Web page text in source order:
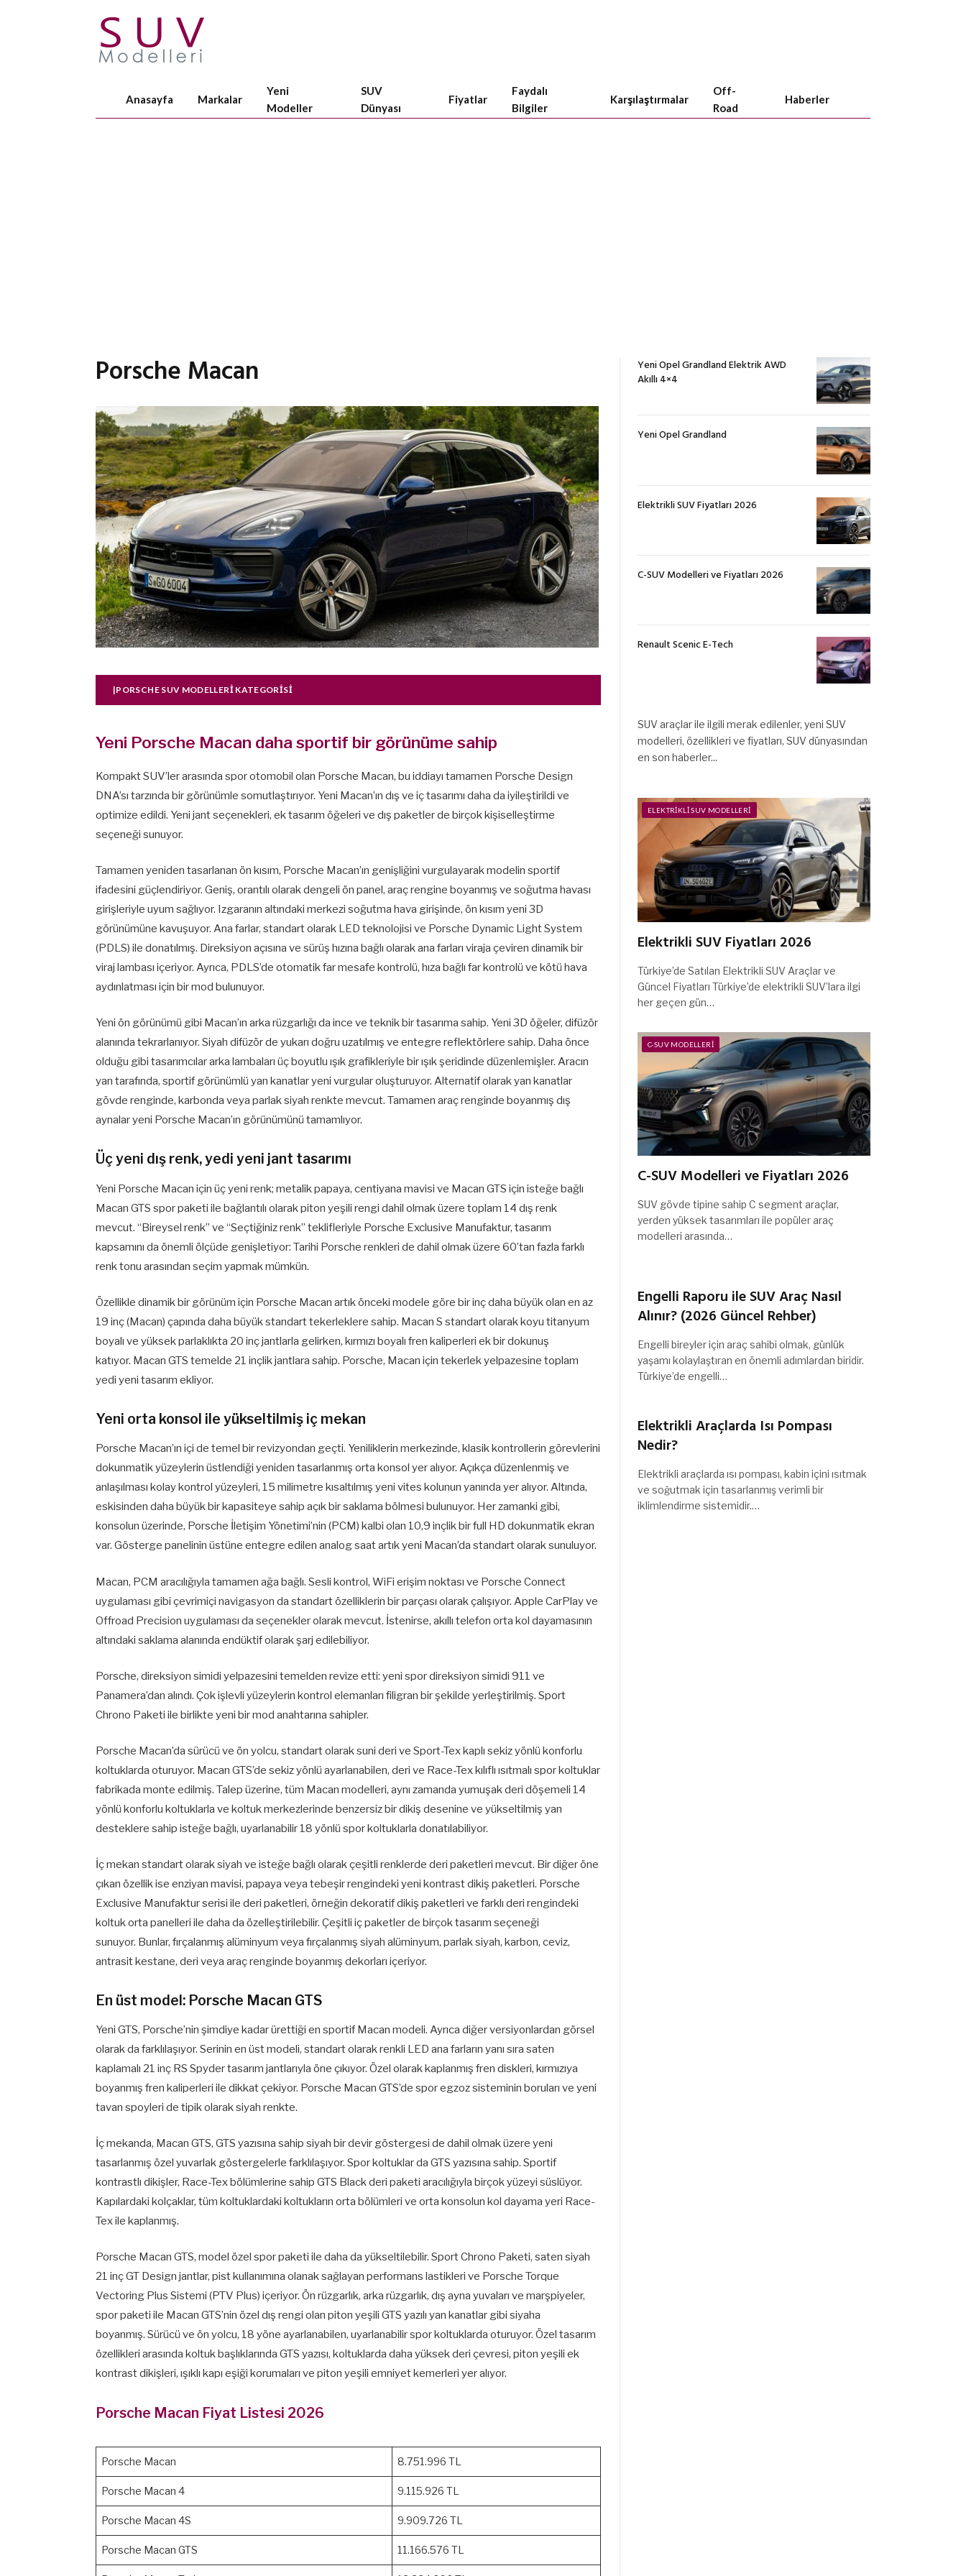
Anasayfa Markalar
Yeni
Modeller
SUV
Dünyası
Fiyatlar
Faydalı
Bilgiler
Karşılaştırmalar
Off-
Road
Haberler
Porsche Macan
|PORSCHE SUV MODELLERI KATEGORISI
Yeni Porsche Macan daha sportif bir görünüme sahip
Kompakt SUV’ler arasında spor otomobil olan Porsche Macan, bu iddiayı tamamen Porsche Design
DNA’sı tarzında bir görünümle somutlaştırıyor. Yeni Macan’ın dış ve iç tasarımı daha da iyileştirildi ve
optimize edildi. Yeni jant seçenekleri, ek tasarım öğeleri ve dış paketler de birçok kişiselleştirme
seçeneği sunuyor.
Tamamen yeniden tasarlanan ön kısım, Porsche Macan’ın genişliğini vurgulayarak modelin sportif
ifadesini güçlendiriyor. Geniş, orantılı olarak dengeli ön panel, araç rengine boyanmış ve soğutma havası
girişleriyle uyum sağlıyor. Izgaranın altındaki merkezi soğutma hava girişinde, ön kısım yeni 3D
görünümüne kavuşuyor. Ana farlar, standart olarak LED teknolojisi ve Porsche Dynamic Light System
(PDLS) ile donatılmış. Direksiyon açısına ve sürüş hızına bağlı olarak ana farları viraja çeviren dinamik bir
viraj lambası içeriyor. Ayrıca, PDLS’de otomatik far mesafe kontrolü, hıza bağlı far kontrolü ve kötü hava
aydınlatması için bir mod bulunuyor.
Yeni ön görünümü gibi Macan’ın arka rüzgarlığı da ince ve teknik bir tasarıma sahip. Yeni 3D öğeler, difüzör
alanında tekrarlanıyor. Siyah difüzör de yukarı doğru uzatılmış ve entegre reflektörlere sahip. Daha önce
olduğu gibi tasarımcılar arka lambaları üç boyutlu ışık grafikleriyle bir ışık şeridinde düzenlemişler. Aracın
yan tarafında, sportif görünümlü yan kanatlar yeni vurgular oluşturuyor. Alternatif olarak yan kanatlar
gövde renginde, karbonda veya parlak siyah renkte mevcut. Tamamen araç renginde boyanmış dış
aynalar yeni Porsche Macan’ın görünümünü tamamlıyor.
Üç yeni dış renk, yedi yeni jant tasarımı
Yeni Porsche Macan için üç yeni renk; metalik papaya, centiyana mavisi ve Macan GTS için isteğe bağlı
Macan GTS spor paketi ile bağlantılı olarak piton yeşili rengi dahil olmak üzere toplam 14 dış renk
mevcut. “Bireysel renk” ve “Seçtiğiniz renk” teklifleriyle Porsche Exclusive Manufaktur, tasarım
kapsamını da önemli ölçüde genişletiyor: Tarihi Porsche renkleri de dahil olmak üzere 60’tan fazla farklı
renk tonu arasından seçim yapmak mümkün.
Özellikle dinamik bir görünüm için Porsche Macan artık önceki modele göre bir inç daha büyük olan en az
19 inç (Macan) çapında daha büyük standart tekerleklere sahip. Macan S standart olarak koyu titanyum
boyalı ve yüksek parlaklıkta 20 inç jantlarla gelirken, kırmızı boyalı fren kaliperleri ek bir dokunuş
katıyor. Macan GTS temelde 21 inçlik jantlara sahip. Porsche, Macan için tekerlek yelpazesine toplam
yedi yeni tasarım ekliyor.
Yeni orta konsol ile yükseltilmiş iç mekan
Porsche Macan’ın içi de temel bir revizyondan geçti. Yeniliklerin merkezinde, klasik kontrollerin görevlerini
dokunmatik yüzeylerin üstlendiği yeniden tasarlanmış orta konsol yer alıyor. Açıkça düzenlenmiş ve
anlaşılması kolay kontrol yüzeyleri, 15 milimetre kısaltılmış yeni vites kolunun yanında yer alıyor. Altında,
eskisinden daha büyük bir kapasiteye sahip açık bir saklama bölmesi bulunuyor. Her zamanki gibi,
konsolun üzerinde, Porsche İletişim Yönetimi’nin (PCM) kalbi olan 10,9 inçlik bir full HD dokunmatik ekran
var. Gösterge panelinin üstüne entegre edilen analog saat artık yeni Macan’da standart olarak sunuluyor.
Macan, PCM aracılığıyla tamamen ağa bağlı. Sesli kontrol, WiFi erişim noktası ve Porsche Connect
uygulaması gibi çevrimiçi navigasyon da standart özelliklerin bir parçası olarak çalışıyor. Apple CarPlay ve
Offroad Precision uygulaması da seçenekler olarak mevcut. İstenirse, akıllı telefon orta kol dayamasının
altındaki saklama alanında endüktif olarak şarj edilebiliyor.
Porsche, direksiyon simidi yelpazesini temelden revize etti: yeni spor direksiyon simidi 911 ve
Panamera’dan alındı. Çok işlevli yüzeylerin kontrol elemanları filigran bir şekilde yerleştirilmiş. Sport
Chrono Paketi ile birlikte yeni bir mod anahtarına sahipler.
Porsche Macan’da sürücü ve ön yolcu, standart olarak suni deri ve Sport-Tex kaplı sekiz yönlü konforlu
koltuklarda oturuyor. Macan GTS’de sekiz yönlü ayarlanabilen, deri ve Race-Tex kılıflı ısıtmalı spor koltuklar
fabrikada monte edilmiş. Talep üzerine, tüm Macan modelleri, aynı zamanda yumuşak deri döşemeli 14
yönlü konforlu koltuklarla ve koltuk merkezlerinde benzersiz bir dikiş desenine ve yükseltilmiş yan
desteklere sahip isteğe bağlı, uyarlanabilir 18 yönlü spor koltuklarla donatılabiliyor.
İç mekan standart olarak siyah ve isteğe bağlı olarak çeşitli renklerde deri paketleri mevcut. Bir diğer öne
çıkan özellik ise enziyan mavisi, papaya veya tebeşir rengindeki yeni kontrast dikiş paketleri. Porsche
Exclusive Manufaktur serisi ile deri paketleri, örneğin dekoratif dikiş paketleri ve farklı deri rengindeki
koltuk orta panelleri ile daha da özelleştirilebilir. Çeşitli iç paketler de birçok tasarım seçeneği
sunuyor. Bunlar, fırçalanmış alüminyum veya fırçalanmış siyah alüminyum, parlak siyah, karbon, ceviz,
antrasit kestane, deri veya araç renginde boyanmış dekorları içeriyor.
En üst model: Porsche Macan GTS
Yeni GTS, Porsche’nin şimdiye kadar ürettiği en sportif Macan modeli. Ayrıca diğer versiyonlardan görsel
olarak da farklılaşıyor. Serinin en üst modeli, standart olarak renkli LED ana farların yanı sıra saten
kaplamalı 21 inç RS Spyder tasarım jantlarıyla öne çıkıyor. Özel olarak kaplanmış fren diskleri, kırmızıya
boyanmış fren kaliperleri ile dikkat çekiyor. Porsche Macan GTS’de spor egzoz sisteminin boruları ve yeni
tavan spoyleri de tipik olarak siyah renkte.
İç mekanda, Macan GTS, GTS yazısına sahip siyah bir devir göstergesi de dahil olmak üzere yeni
tasarlanmış özel yuvarlak göstergelerle farklılaşıyor. Spor koltuklar da GTS yazısına sahip. Sportif
kontrastlı dikişler, Race-Tex bölümlerine sahip GTS Black deri paketi aracılığıyla birçok yüzeyi süslüyor.
Kapılardaki kolçaklar, tüm koltuklardaki koltukların orta bölümleri ve orta konsolun kol dayama yeri Race-
Tex ile kaplanmış.
Porsche Macan GTS, model özel spor paketi ile daha da yükseltilebilir. Sport Chrono Paketi, saten siyah
21 inç GT Design jantlar, pist kullanımına olanak sağlayan performans lastikleri ve Porsche Torque
Vectoring Plus Sistemi (PTV Plus) içeriyor. Ön rüzgarlık, arka rüzgarlık, dış ayna yuvaları ve marşpiyeler,
spor paketi ile Macan GTS’nin özel dış rengi olan piton yeşili GTS yazılı yan kanatlar gibi siyaha
boyanmış. Sürücü ve ön yolcu, 18 yöne ayarlanabilen, uyarlanabilir spor koltuklarda oturuyor. Özel tasarım
özellikleri arasında koltuk başlıklarında GTS yazısı, koltuklarda daha yüksek deri çevresi, piton yeşili ek
kontrast dikişleri, ışıklı kapı eşiği korumaları ve piton yeşili emniyet kemerleri yer alıyor.
Porsche Macan Fiyat Listesi 2026
Porsche Macan 8.751.996 TL
Porsche Macan 4 9.115.926 TL
Porsche Macan 4S 9.909.726 TL
Porsche Macan GTS 11.166.576 TL
Yeni Opel Grandland Elektrik AWD
Akıllı 4×4
Yeni Opel Grandland
Elektrikli SUV Fiyatları 2026
C-SUV Modelleri ve Fiyatları 2026
Renault Scenic E-Tech
SUV araçlar ile ilgili merak edilenler, yeni SUV
modelleri, özellikleri ve fiyatları, SUV dünyasından
en son haberler...
ELEKTRIKLI SUV MODELLERI
Elektrikli SUV Fiyatları 2026
Türkiye’de Satılan Elektrikli SUV Araçlar ve
Güncel Fiyatları Türkiye’de elektrikli SUV’lara ilgi
her geçen gün…
C-SUV MODELLERI
C-SUV Modelleri ve Fiyatları 2026
SUV gövde tipine sahip C segment araçlar,
yerden yüksek tasarımları ile popüler araç
modelleri arasında…
Engelli Raporu ile SUV Araç Nasıl
Alınır? (2026 Güncel Rehber)
Engelli bireyler için araç sahibi olmak, günlük
yaşamı kolaylaştıran en önemli adımlardan biridir.
Türkiye’de engelli…
Elektrikli Araçlarda Isı Pompası
Nedir?
Elektrikli araçlarda ısı pompası, kabin içini ısıtmak
ve soğutmak için tasarlanmış verimli bir
iklimlendirme sistemidir.…